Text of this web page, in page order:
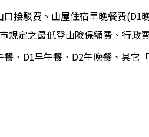
口接駁費、山屋住宿早晚餐費
規定之最低登山險保額費、行政費
、D1早午餐、D2午晚餐、其它